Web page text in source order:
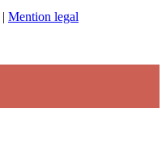
| Mention legal